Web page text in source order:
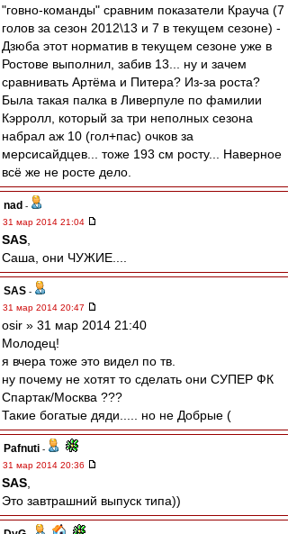
"говно-команды" сравним показатели Крауча (7
голов за сезон 2012\13 и 7 в текущем сезоне) -
Дзюба этот норматив в текущем сезоне уже в
Ростове выполнил, забив 13... ну и зачем
сравнивать Артёма и Питера? Из-за роста?
Была такая палка в Ливерпуле по фамилии
Кэрролл, который за три неполных сезона
набрал аж 10 (гол+пас) очков за
мерсисайдцев... тоже 193 см росту... Наверное
всё же не росте дело.
nad -
31 мар 2014 21:04
SAS
Саша, они ЧУЖИЕ....
SAS -
31 мар 2014 20:47
osir » 31 мар 2014 21:40
Молодец!
я вчера тоже это видел по тв.
ну почему не хотят то сделать они СУПЕР ФК
Спартак/Москва ???
Такие богатые дяди..... но не Добрые (
Pafnuti -
31 мар 2014 20:36
SAS
Это завтрашний выпуск типа))